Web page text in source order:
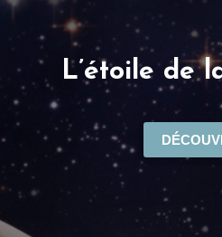
L’étoile de